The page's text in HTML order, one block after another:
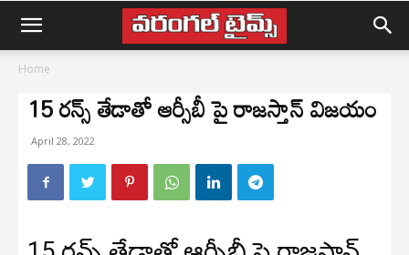
Home
15 రన్స్ తేడాతో ఆర్సీబీ పై రాజస్తాన్ విజయం
April 28, 2022